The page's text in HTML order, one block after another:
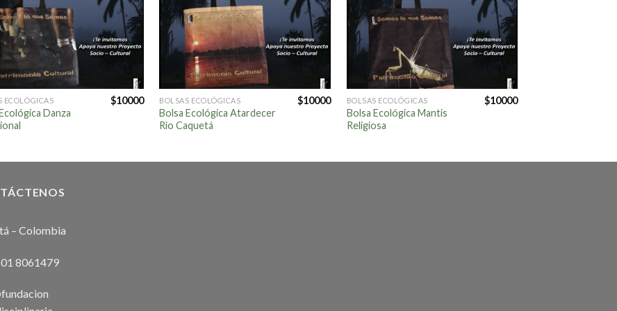
ECOLÓGICAS
Danza
$10000 BOLSAS ECOLÓGICAS
Bolsa Ecológica Atardecer
Rio Caquetá
$10000 BOLSAS ECOLÓGICAS
Bolsa Ecológica Mantis
Religiosa
$10000
– Colombia
8061479